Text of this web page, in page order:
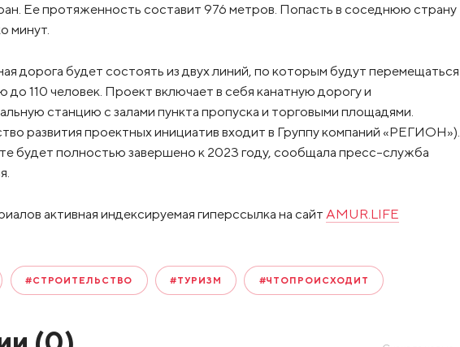
Ее протяженность составит 976 метров. Попасть в соседнюю страну
минут.
дорога будет состоять из двух линий, по которым будут перемещаться
110 человек. Проект включает в себя канатную дорогу и
станцию с залами пункта пропуска и торговыми площадями.
развития проектных инициатив входит в Группу компаний «РЕГИОН»).
будет полностью завершено к 2023 году, сообщала пресс-служба
активная индексируемая гиперссылка на сайт AMUR.LIFE
#СТРОИТЕЛЬСТВО #ТУРИЗМ #ЧТОПРОИСХОДИТ